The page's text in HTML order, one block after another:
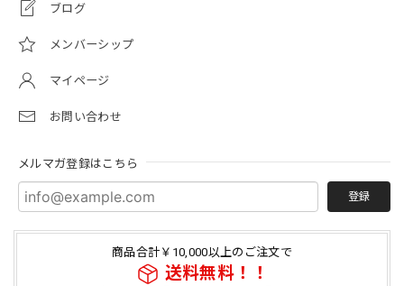
ブログ
メンバーシップ
マイページ
お問い合わせ
メルマガ登録はこちら
登録
商品合計￥10,000以上のご注文で
送料無料！！